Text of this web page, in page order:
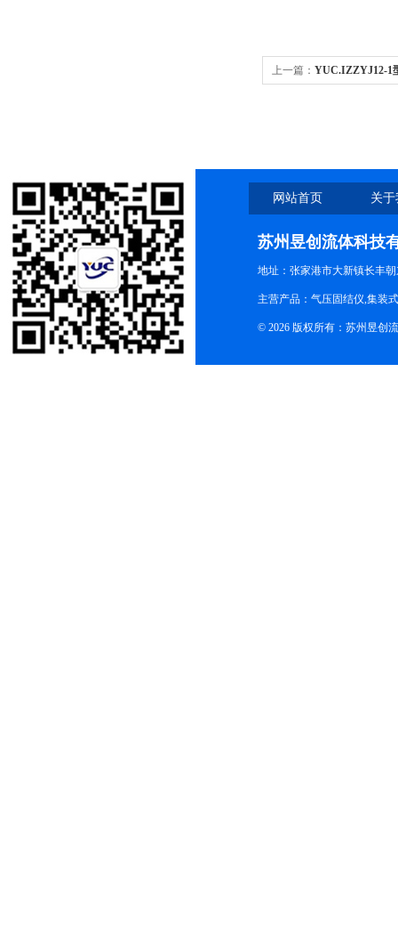
上一篇： YUC.IZZYJ12-1
网站首页 关
苏州昱创流体科技
地址：张家港市大新镇长丰
主营产品：气压固结仪,集装
© 2026 版权所有：苏州昱创